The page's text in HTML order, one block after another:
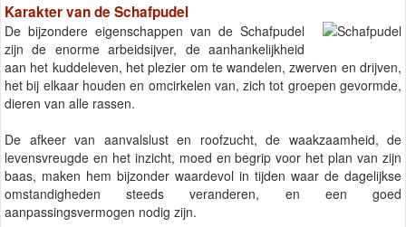
Karakter van de Schafpudel
De bijzondere eigenschappen van de Schafpudel
zijn de enorme arbeidsijver, de aanhankelijkheid
aan het kuddeleven, het plezier om te wandelen, zwerven en drijven,
het bij elkaar houden en omcirkelen van, zich tot groepen gevormde,
dieren van alle rassen.
De afkeer van aanvalslust en roofzucht, de waakzaamheid, de
levensvreugde en het inzicht, moed en begrip voor het plan van zijn
baas, maken hem bijzonder waardevol in tijden waar de dagelijkse
omstandigheden steeds veranderen, en een goed
aanpassingsvermogen nodig zijn.